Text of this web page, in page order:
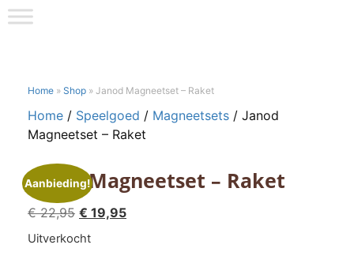
Home » Shop » Janod Magneetset – Raket
Home / Speelgoed / Magneetsets / Janod
Magneetset – Raket
Aanbieding!
Janod Magneetset – Raket
€22,95 Oorspronkelijke
prijs
€ 19,95Huidige
Uitverkocht